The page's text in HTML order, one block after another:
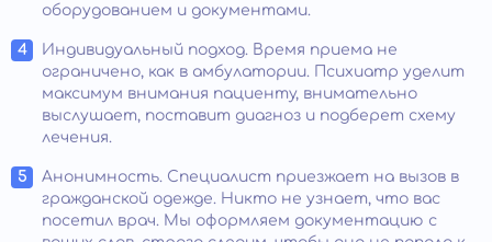
оборудованием и документами.
Индивидуальный подход. Время приема не
ограничено, как в амбулатории. Психиатр уделит
максимум внимания пациенту, внимательно
выслушает, поставит диагноз и подберет схему
лечения.
Анонимность. Специалист приезжает на вызов в
гражданской одежде. Никто не узнает, что вас
посетил врач. Мы оформляем документацию с